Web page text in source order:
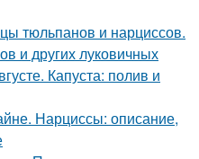
тюльпанов и нарциссов.
и других луковичных
Капуста: полив и
Нарциссы: описание,